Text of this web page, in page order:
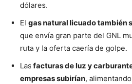
dólares.
El gas natural licuado también
que envía gran parte del GNL
ruta y la oferta caería de golpe.
Las facturas de luz y
empresas subirían,